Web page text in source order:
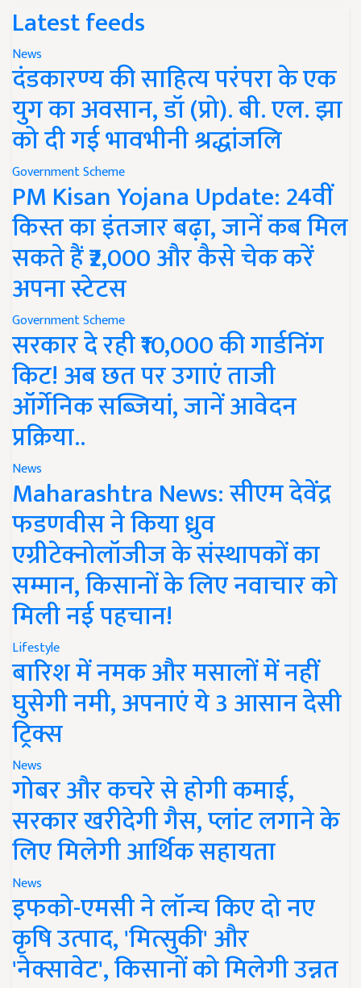
Latest feeds
News
दंडकारण्य की साहित्य परंपरा के एक
युग का अवसान, डॉ (प्रो). बी. एल. झा
को दी गई भावभीनी श्रद्धांजलि
Government Scheme
PM Kisan Yojana Update: 24वीं
किस्त का इंतजार बढ़ा, जानें कब मिल
सकते हैं ₹2,000 और कैसे चेक करें
अपना स्टेटस
Government Scheme
सरकार दे रही ₹10,000 की गार्डनिंग
किट! अब छत पर उगाएं ताजी
ऑर्गेनिक सब्जियां, जानें आवेदन
प्रक्रिया..
News
Maharashtra News: सीएम देवेंद्र
फडणवीस ने किया ध्रुव
एग्रीटेक्नोलॉजीज के संस्थापकों का
सम्मान, किसानों के लिए नवाचार को
मिली नई पहचान!
Lifestyle
बारिश में नमक और मसालों में नहीं
घुसेगी नमी, अपनाएं ये 3 आसान देसी
ट्रिक्स
News
गोबर और कचरे से होगी कमाई,
सरकार खरीदेगी गैस, प्लांट लगाने के
लिए मिलेगी आर्थिक सहायता
News
इफको-एमसी ने लॉन्च किए दो नए
कृषि उत्पाद, 'मित्सुकी' और
'नेक्सावेट', किसानों को मिलेगी उन्नत